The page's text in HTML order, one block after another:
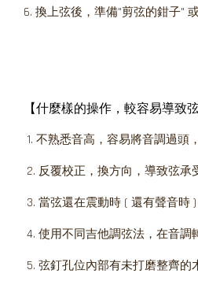
6. 換上弦後，準備"剪弦的鉗子"
【什麼樣的操作，較容易導致
1. 不熟悉音高，容易將音調過頭
2. 反覆校正，換方向，導致弦承
3. 當弦還在震動時 ( 還有聲音時 )
4. 使用不同吉他調弦法，在音調
5. 弦釘孔位內部有未打磨整齊的